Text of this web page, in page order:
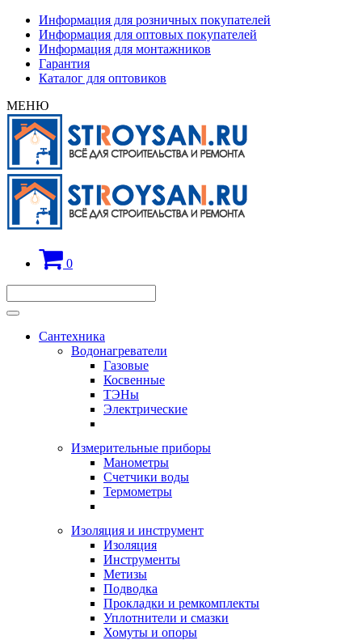
Информация для розничных покупателей
Информация для оптовых покупателей
Информация для монтажников
Гарантия
Каталог для оптовиков
МЕНЮ
0
Сантехника
Водонагреватели
Газовые
Косвенные
ТЭНы
Электрические
Измерительные приборы
Манометры
Счетчики воды
Термометры
Изоляция и инструмент
Изоляция
Инструменты
Метизы
Подводка
Прокладки и ремкомплекты
Уплотнители и смазки
Хомуты и опоры